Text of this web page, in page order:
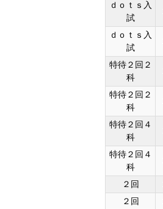
ｄｏｔｓ入
試
ｄｏｔｓ入
試
特待２回２
科
特待２回２
科
特待２回４
科
特待２回４
科
２回
２回